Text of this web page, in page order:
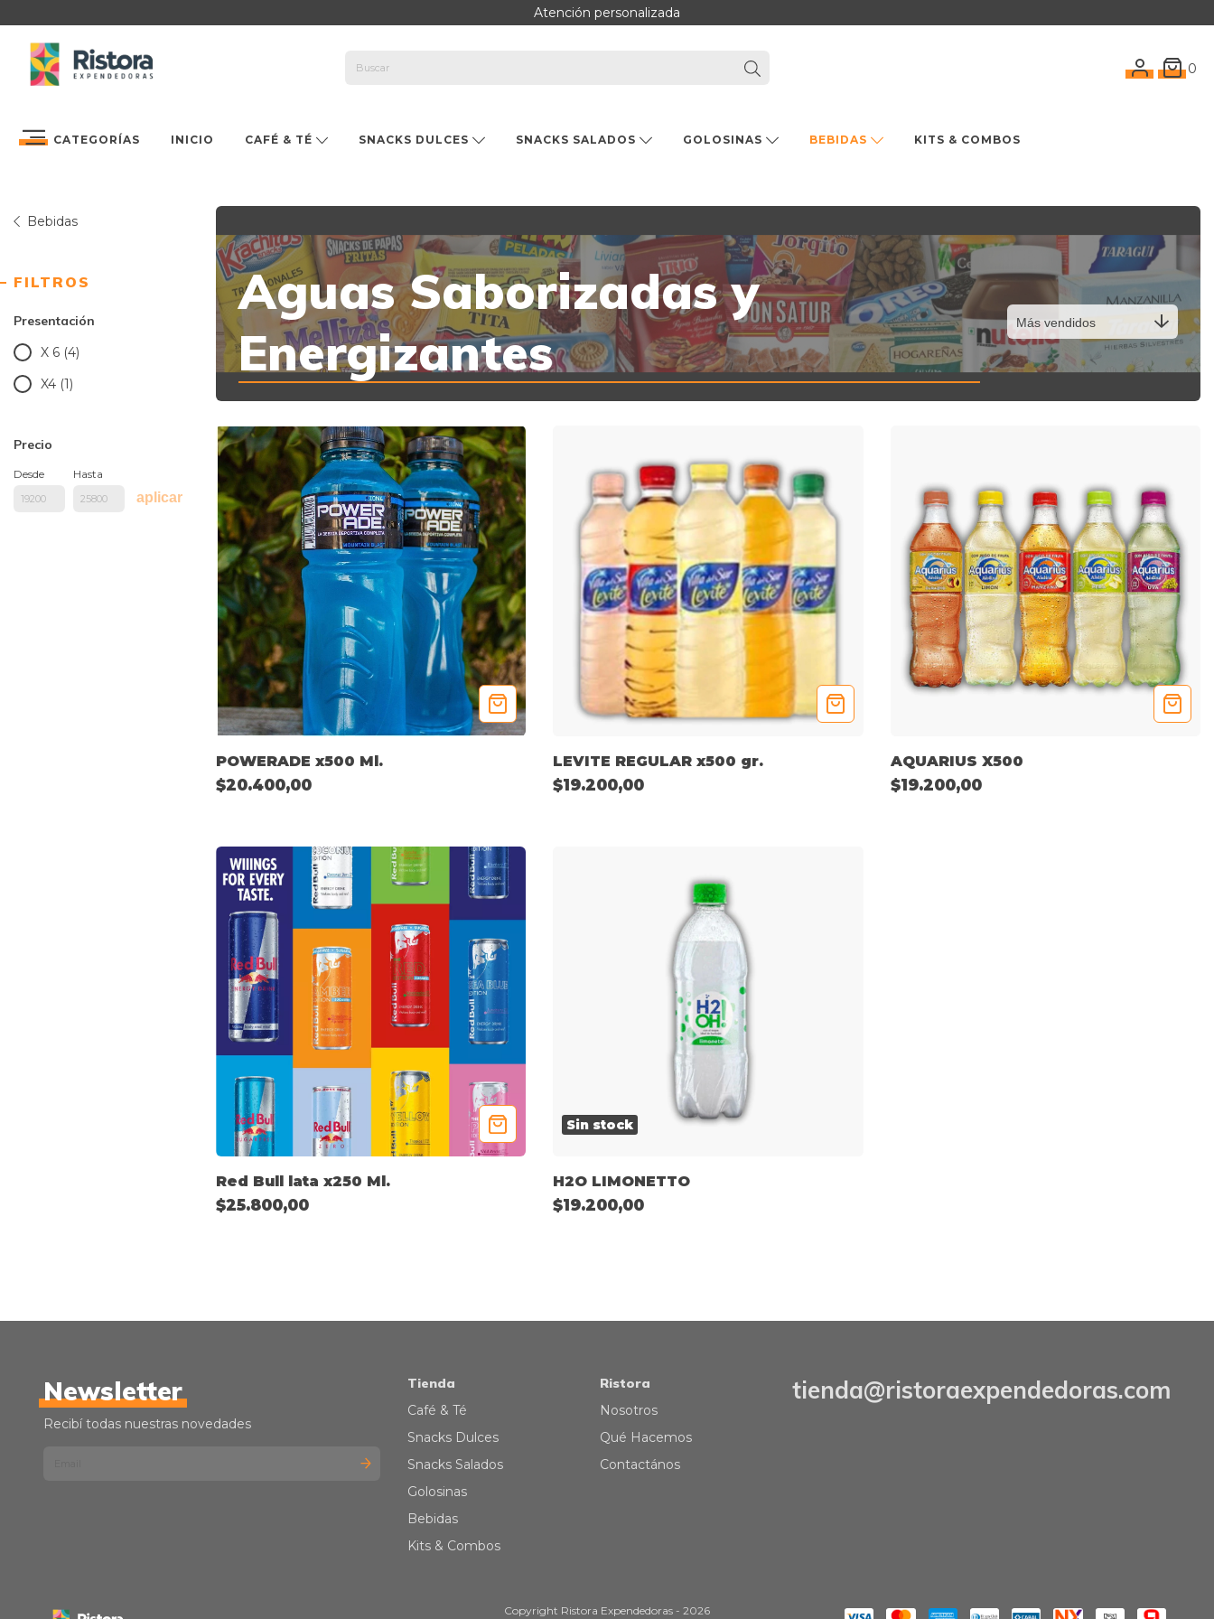
Atención personalizada
0
CATEGORÍAS INICIO CAFÉ & TÉ SNACKS DULCES SNACKS SALADOS GOLOSINAS BEBIDAS KITS & COMBOS
Bebidas
FILTROS
Presentación
X 6 (4)
X4 (1)
Precio
Desde Hasta
aplicar
Aguas Saborizadas y
Energizantes
POWERADE x500 Ml.
$20.400,00
LEVITE REGULAR x500 gr.
$19.200,00
AQUARIUS X500
$19.200,00
Red Bull lata x250 Ml.
$25.800,00
Sin stock
H2O LIMONETTO
$19.200,00
Newsletter
Recibí todas nuestras novedades
Tienda
Café & Té
Snacks Dulces
Snacks Salados
Golosinas
Bebidas
Kits & Combos
Ristora
Nosotros
Qué Hacemos
Contactános
tienda@ristoraexpendedoras.com
Copyright Ristora Expendedoras - 2026